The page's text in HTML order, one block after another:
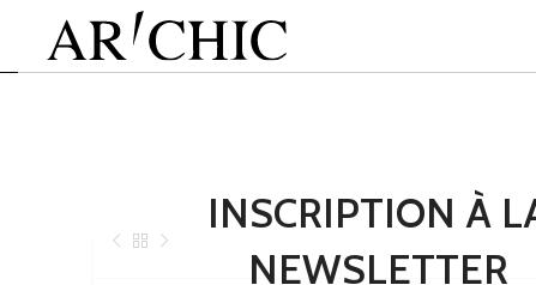
INSCRIPTION À
NEWSLETTER